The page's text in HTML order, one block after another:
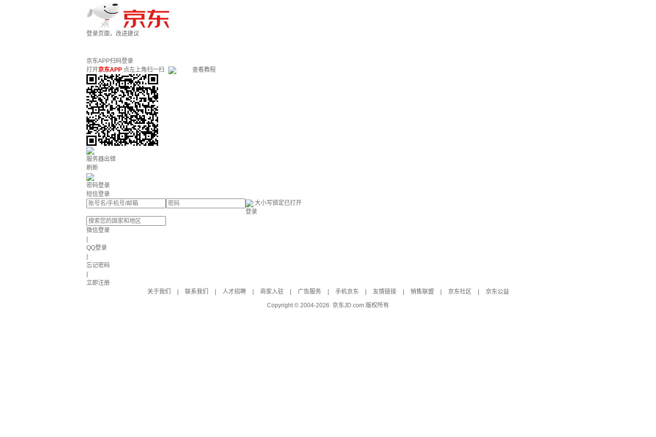
登录页面，改进建议
京东APP扫码登录
打开京东APP 点左上角扫一扫 查看教程
服务器出错
刷新
密码登录
短信登录
大小写锁定已打开
登录
微信登录
QQ登录
忘记密码
立即注册
关于我们
联系我们 人才招聘 商家入驻 广告服务 手机京东 友情链接 销售联盟 京东社区
京东公益
Copyright © 2004-2026 京东JD.com 版权所有